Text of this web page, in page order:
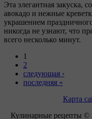
Эта элегантная закуска,
авокадо и нежные
украшением
никогда не узнают, что
всего несколько минут.
1
2
следующая ›
последняя »
Карта
Кулинарные рецепты ©